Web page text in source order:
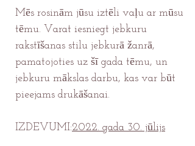
Mēs rosinām jūsu iztēli vaļu ar mūsu
tēmu. Varat iesniegt jebkuru
rakstīšanas stilu jebkurā žanrā,
pamatojoties uz šī gada tēmu, un
jebkuru mākslas darbu, kas var būt
pieejams drukāšanai.
IZDEVUMI:2022. gada 30. jūlijs